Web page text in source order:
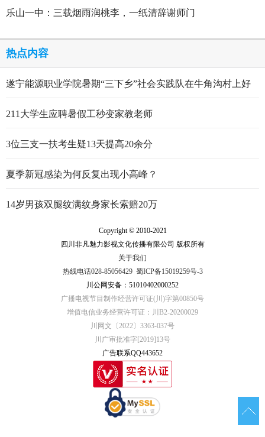
乐山一中：三载烟雨润桃李，一纸清辞谢师门
热点内容
遂宁能源职业学院暑期“三下乡”社会实践队在牛角沟村上好
211大学生应聘暑假工秒变家教老师
3位三支一扶考生疑13天提高20余分
夏季新冠感染为何反复出现小高峰？
14岁男孩双腿纹满纹身家长索赔20万
Copyright © 2010-2021
四川非凡魅力影视文化传播有限公司 版权所有
关于我们
热线电话028-85056429 蜀ICP备15019259号-3
川公网安备：51010402000252
广播电视节目制作经营许可证(川)字第00850号
增值电信业务经营许可证：川B2-20200029
川网文〔2022〕3363-037号
川广审批准字[2019]13号
广告联系QQ443652